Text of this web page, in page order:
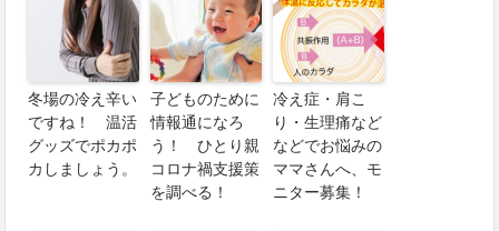
冬場の冷え辛い
ですね！ 温活
グッズでポカポ
カしましょう。
子どものために
情報通になろ
う！ ひとり親
コロナ禍支援策
を調べる！
冷え症・肩こ
り・生理痛など
などでお悩みの
ママさんへ、モ
ニター募集！